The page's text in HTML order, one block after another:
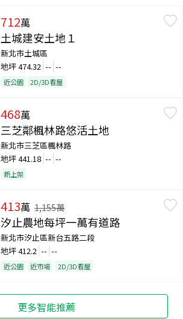
712萬
土城建安土地１
新北市土城區
地坪474.32 -- --
近公園 2D/3D看屋
468萬
三芝鄰楓林路悠活土地
新北市三芝區楓林路
地坪441.18 -- --
新上架
413萬 1,155萬
汐止農地每坪一萬有道路
新北市汐止區新台五路二段
地坪412.2 -- --
近公園 近市場 2D/3D看屋
更多智能推薦